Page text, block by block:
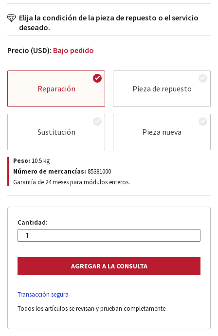
Elija la condición de la pieza de repuesto o el servicio
deseado.
Precio (USD): Bajo pedido
Reparación Pieza de repuesto
Sustitución Pieza nueva
Peso: 10.5kg
Número de mercancías: 85381000
Garantía de 24 meses para módulos enteros.
Cantidad:
Transacción segura
Todos los artículos se revisan y prueban completamente